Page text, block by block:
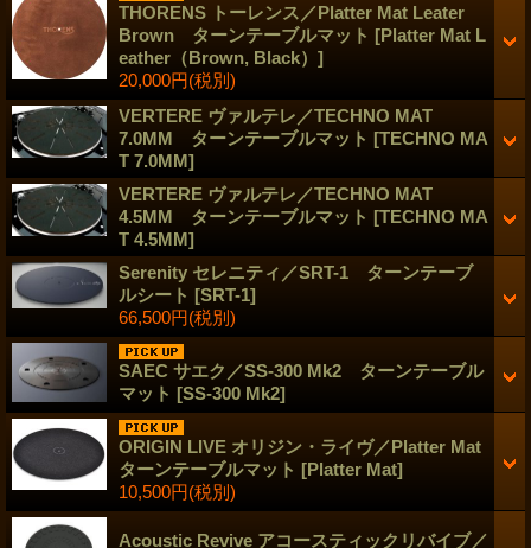
THORENS トーレンス／Platter Mat Leater
Brown ターンテーブルマット [Platter Mat L
eather（Brown, Black）]
20,000円(税別)
VERTERE ヴァルテレ／TECHNO MAT
7.0MM ターンテーブルマット [TECHNO MA
T 7.0MM]
VERTERE ヴァルテレ／TECHNO MAT
4.5MM ターンテーブルマット [TECHNO MA
T 4.5MM]
Serenity セレニティ／SRT-1 ターンテーブ
ルシート [SRT-1]
66,500円(税別)
SAEC サエク／SS-300 Mk2 ターンテーブル
マット [SS-300 Mk2]
ORIGIN LIVE オリジン・ライヴ／Platter Mat
ターンテーブルマット [Platter Mat]
10,500円(税別)
Acoustic Revive アコースティックリバイブ／